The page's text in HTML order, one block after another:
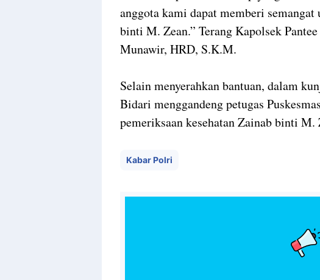
anggota kami dapat memberi
binti M. Zean.” Terang Kapolsek
Munawir, HRD, S.K.M.
Selain menyerahkan bantuan, dalam
Bidari menggandeng petugas
pemeriksaan kesehatan Zainab binti
Kabar Polri